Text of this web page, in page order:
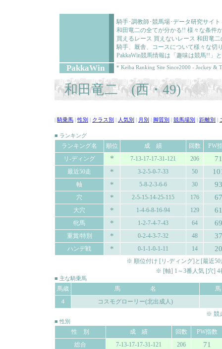
騎手･調教師･競馬場･データ研究サイ
和田竜二の全てが分かる!! 様々な条件
買えるレース 買えないレース 和田竜
騎手、厩舎、コースについて様々な切
PakkaWin競馬情報は「趣味は競馬!!」
PakkaWin * Keiba Ranking Site Since2000 - Jockey &
和田竜二 (西・49)
騎乗馬 |性別 クラス別 人気別 月別 脚質別 競馬場別 距離別
■ ランキング
ランキング名 順位 成 績 回数
PW
リ-ディング
* 7-13-17-17-31-121 206 71
最近50走 * 3-2-5-0-7-33 50
軸 * 5-8-2-3-6-6 30 93
穴 * 2-5-15-14-25-115 176 67
大穴 * 1-4-6-8-16-94 129 61
牝馬 * 1-2-7-4-7-43 64 69
重賞/特別 * 0-2-4-3-7-32 48 37
ハンデ戦 * 0-1-1-0-1-11 14 20
※ 順位付け [リ-ディング]と[最近
※ [軸] 1～3番人気 [穴] 4
■ 主な騎乗馬
馬歳 馬 名
４
コスモグローリー(北出成人)
※ 競
■ 性別
性 別 成 績 回数
PW指数
総合
7-13-17-17-31-121 206 71